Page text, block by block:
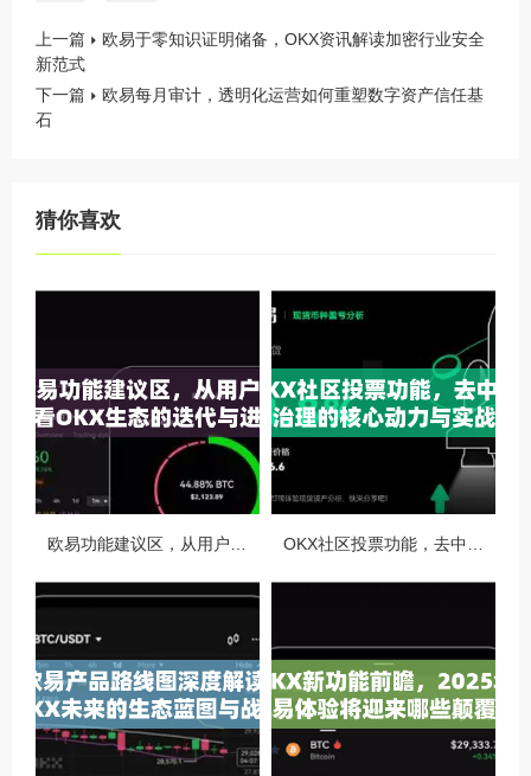
上一篇
欧易于零知识证明储备，OKX资讯解读加密行业安全
新范式
下一篇
欧易每月审计，透明化运营如何重塑数字资产信任基
石
猜你喜欢